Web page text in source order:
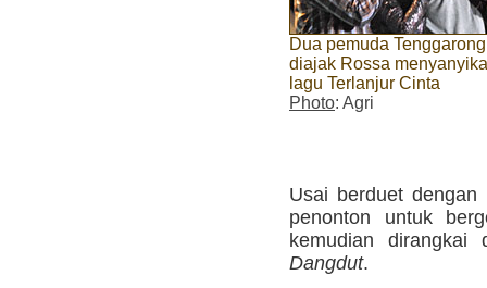
Dua pemuda Tenggarong
diajak Rossa
lagu Terlanjur Cinta
Photo: Agri
Usai berduet
penonton untuk
kemudian
Dangdut.